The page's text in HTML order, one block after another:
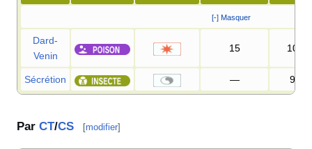
[-] Masquer
Dard-
Venin
15 100
Sécrétion — 95
Par CT/CS [modifier]